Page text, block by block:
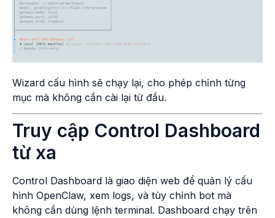
Wizard cấu hình sẽ chạy lại, cho phép chỉnh từng
mục mà không cần cài lại từ đầu.
Truy cập Control Dashboard
từ xa
Control Dashboard là giao diện web để quản lý cấu
hình OpenClaw, xem logs, và tùy chỉnh bot mà
không cần dùng lệnh terminal. Dashboard chạy trên